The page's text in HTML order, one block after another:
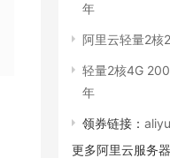
年
阿里云轻量2核
轻量2核4G
年
领券链接：
更多阿里云服务